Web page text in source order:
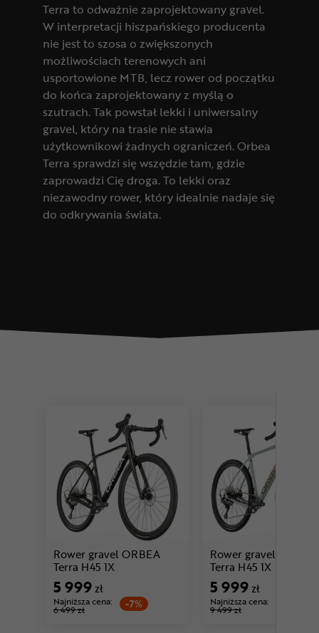
Terra to odważnie zaprojektowany gravel.
W interpretacji hiszpańskiego producenta
nie jest to szosa o zwiększonych
możliwościach terenowych ani
usportowione MTB, lecz rower od początku
do końca zaprojektowany z myślą o
szutrach. Tak powstał lekki i uniwersalny
gravel, który na trasie nie stawia
użytkownikowi żadnych ograniczeń. Orbea
Terra sprawdzi się wszędzie tam, gdzie
zaprowadzi Cię droga. To lekki oraz
niezawodny rower, który idealnie nadaje się
do odkrywania świata.
Rower gravel ORBEA
Terra H45 1X
5 999zł
Najniższa cena:
6 499 zł -7%
Rower gravel ORBEA
Terra H45 1X
5 999zł
Najniższa cena:
9 499 zł